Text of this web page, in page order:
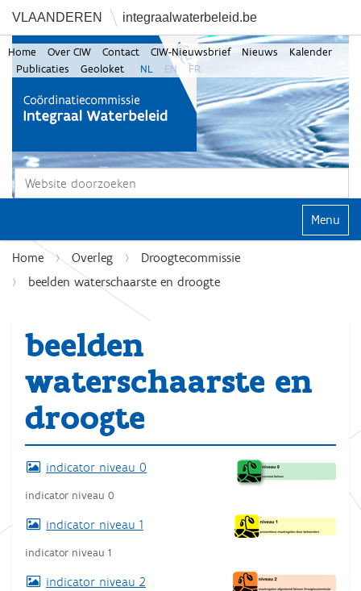
VLAANDEREN integraalwaterbeleid.be
Zoek
Home Over CIW Contact CIW-Nieuwsbrief Nieuws
Kalender
Publicaties
Geoloket NL EN FR
Klap
Home Overleg
Droogtecommissie
beelden waterschaarste en droogte
beelden
waterschaarste en
droogte
indicator niveau 0
indicator niveau 0
indicator niveau 1
indicator niveau 1
indicator niveau 2